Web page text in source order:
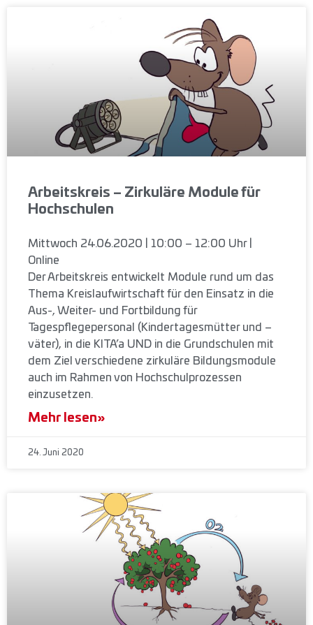
Arbeitskreis – Zirkuläre Module für
Hochschulen
Mittwoch 24.06.2020 | 10:00 – 12:00 Uhr |
Online
Der Arbeitskreis entwickelt Module rund um das
Thema Kreislaufwirtschaft für den Einsatz in die
Aus-, Weiter- und Fortbildung für
Tagespflegepersonal (Kindertagesmütter und –
väter), in die KITA’a UND in die Grundschulen mit
dem Ziel verschiedene zirkuläre Bildungsmodule
auch im Rahmen von Hochschulprozessen
einzusetzen.
Mehr lesen»
24. Juni 2020